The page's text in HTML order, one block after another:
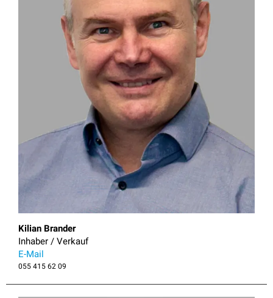
Kilian Brander
Inhaber / Verkauf
E-Mail
055 415 62 09